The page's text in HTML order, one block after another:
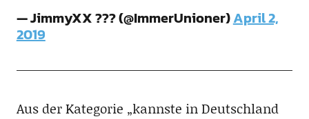
— JimmyXX ??? (@ImmerUnioner)April 2,
2019
Aus der Kategorie „kannste in Deutschland